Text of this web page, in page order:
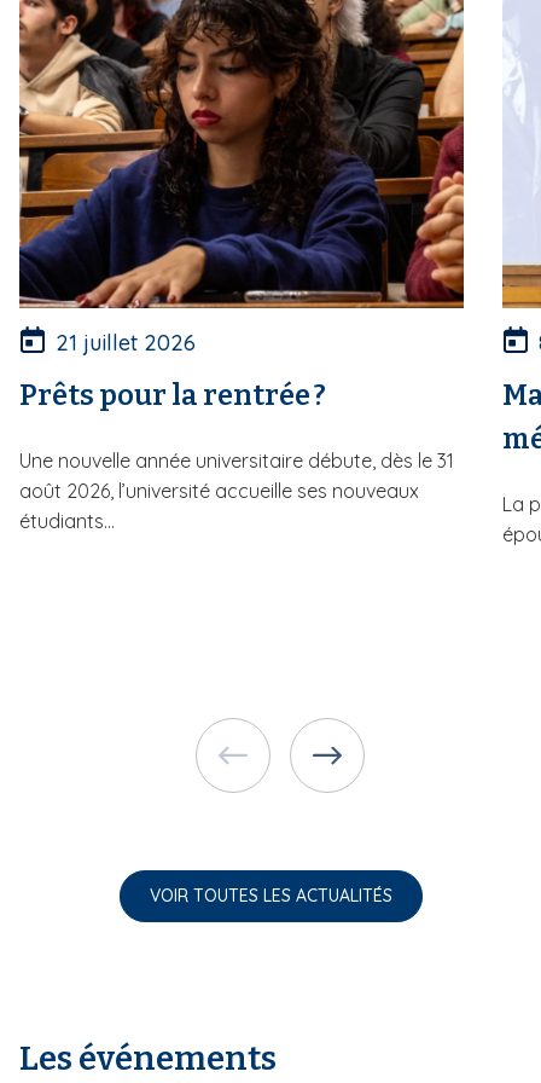
21 juillet 2026
Prêts pour la rentrée ?
Une nouvelle année universitaire débute, dès le 31
août 2026, l’université accueille ses nouveaux
étudiants...
La
VOIR TOUTES LES ACTUALITÉS
Les événements